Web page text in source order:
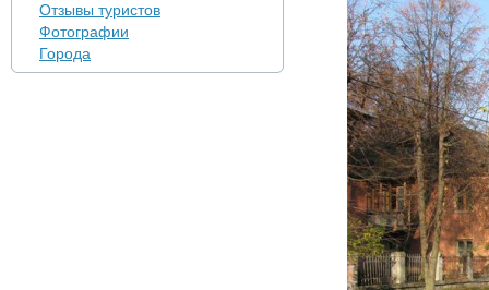
Отзывы туристов
Фотографии
Города